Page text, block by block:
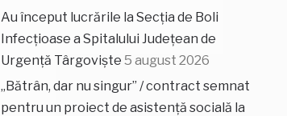
Au început lucrările la Secția de Boli
Infecțioase a Spitalului Județean de
Urgență Târgoviște 5 august 2026
„Bătrân, dar nu singur” / contract semnat
pentru un proiect de asistență socială la